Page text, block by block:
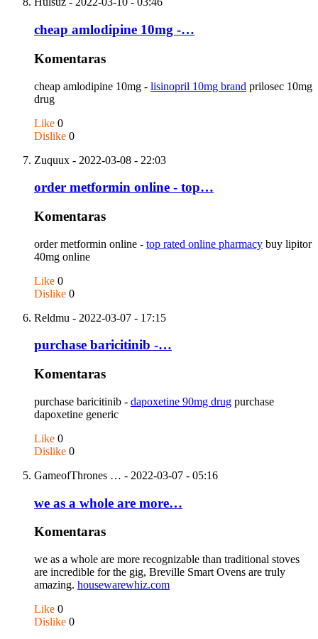
cheap amlodipine 10mg -…
Komentaras
cheap amlodipine 10mg - lisinopril 10mg brand prilosec 10mg
drug
Like 0
Dislike 0
Zuquux - 2022-03-08 - 22:03
order metformin online - top…
Komentaras
order metformin online - top rated online pharmacy buy lipitor
40mg online
Like 0
Dislike 0
Reldmu - 2022-03-07 - 17:15
purchase baricitinib -…
Komentaras
purchase baricitinib - dapoxetine 90mg drug purchase
dapoxetine generic
Like 0
Dislike 0
GameofThrones … - 2022-03-07 - 05:16
we as a whole are more…
Komentaras
we as a whole are more recognizable than traditional stoves
are incredible for the gig, Breville Smart Ovens are truly
amazing. housewarewhiz.com
Like 0
Dislike 0